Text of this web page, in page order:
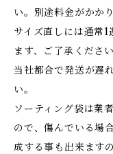
い。別途料金がかか
サイズ直しには通常
ます、ご了承ください
当社都合で発送が遅
い。
ソーティング袋は業
ので、傷んでいる場
成する事も出来ます